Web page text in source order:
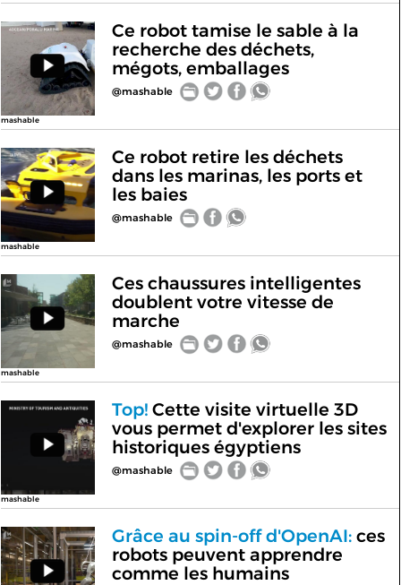
mashable
Ce robot tamise le sable à la
recherche des déchets,
mégots, emballages
@mashable
mashable
Ce robot retire les déchets
dans les marinas, les ports et
les baies
@mashable
mashable
Ces chaussures intelligentes
doublent votre vitesse de
marche
@mashable
mashable
Top!Cette visite virtuelle 3D
vous permet d'explorer les sites
historiques égyptiens
@mashable
Grâce au spin-off d'OpenAI:ces
robots peuvent apprendre
comme les humains